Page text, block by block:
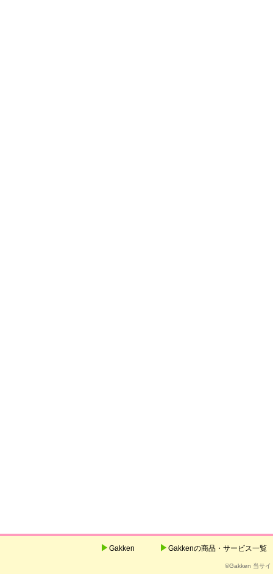
Gakken Gakkenの商品・サービス一覧
©Gakken 当サイ